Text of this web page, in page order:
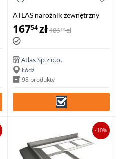
ATLAS narożnik zewnętrzny
135° system 100, balkonowo-
tarasowy (1 szt.)
16754zł18616 zł
Atlas Sp z o.o.
Łódź
98 produkty
-10%